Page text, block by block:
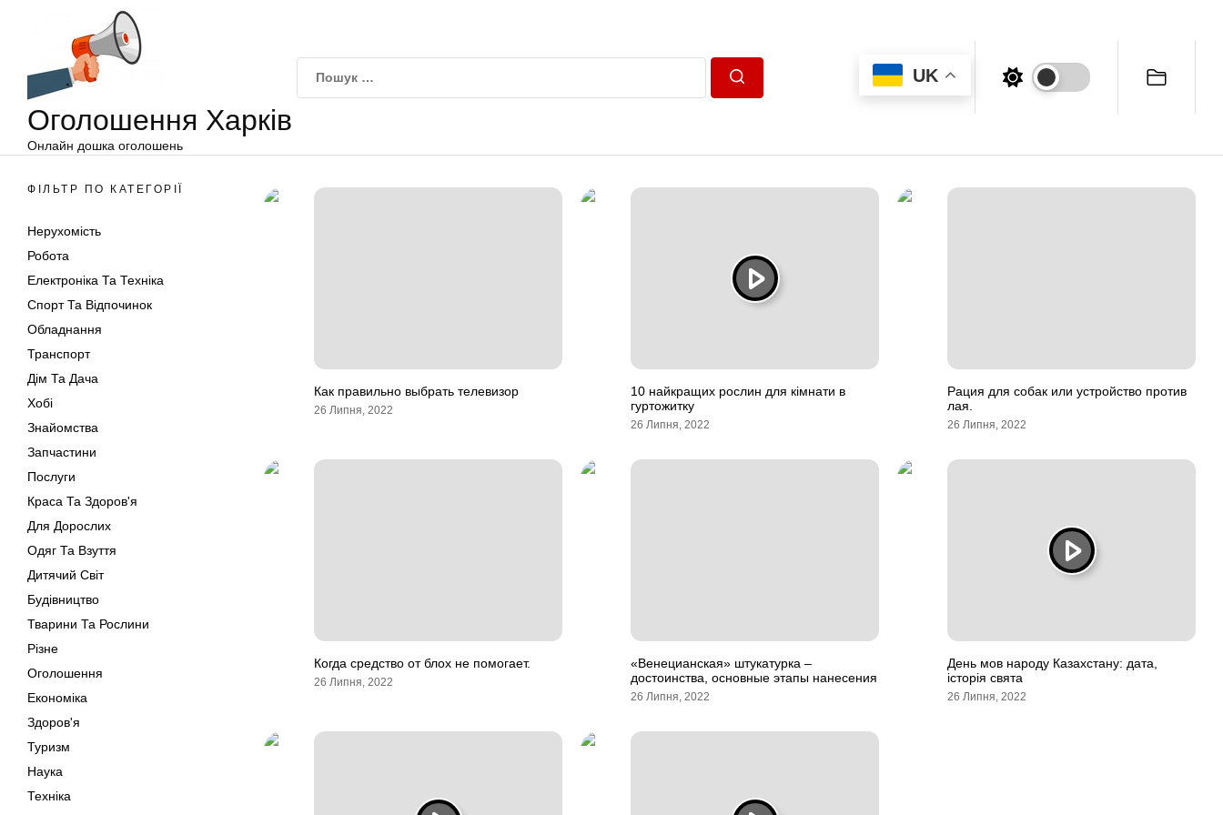
Оголошення Харків
Онлайн дошка оголошень
UK
ФІЛЬТР ПО КАТЕГОРІЇ
Нерухомість
Робота
Електроніка Та Техніка
Спорт Та Відпочинок
Обладнання
Транспорт
Дім Та Дача
Хобі
Знайомства
Запчастини
Послуги
Краса Та Здоров'я
Для Дорослих
Одяг Та Взуття
Дитячий Світ
Будівництво
Тварини Та Рослини
Різне
Оголошення
Економіка
Здоров'я
Туризм
Наука
Техніка
Как правильно выбрать телевизор
26 Липня, 2022
10 найкращих рослин для кімнати в
гуртожитку
26 Липня, 2022
Рация для собак или устройство против
лая.
26 Липня, 2022
Когда средство от блох не помогает.
26 Липня, 2022
«Венецианская» штукатурка –
достоинства, основные этапы нанесения
26 Липня, 2022
День мов народу Казахстану: дата,
історія свята
26 Липня, 2022